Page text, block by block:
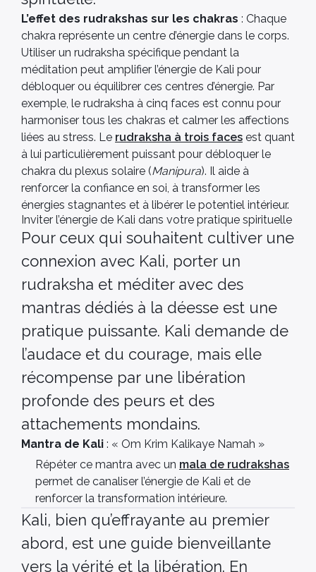
L’effet des rudrakshas sur les chakras : Chaque
chakra représente un centre d’énergie dans le corps.
Utiliser un rudraksha spécifique pendant la
méditation peut amplifier l’énergie de Kali pour
débloquer ou équilibrer ces centres d’énergie. Par
exemple, le rudraksha à cinq faces est connu pour
harmoniser tous les chakras et calmer les affections
liées au stress​. Le rudraksha à trois faces est quant
à lui particulièrement puissant pour débloquer le
chakra du plexus solaire (Manipura). Il aide à
renforcer la confiance en soi, à transformer les
énergies stagnantes et à libérer le potentiel intérieur.
Inviter l’énergie de Kali dans votre pratique spirituelle
Pour ceux qui souhaitent cultiver une
connexion avec Kali, porter un
rudraksha et méditer avec des
mantras dédiés à la déesse est une
pratique puissante. Kali demande de
l’audace et du courage, mais elle
récompense par une libération
profonde des peurs et des
attachements mondains.
Mantra de Kali : « Om Krim Kalikaye Namah »
Répéter ce mantra avec un mala de rudrakshas
permet de canaliser l’énergie de Kali et de
renforcer la transformation intérieure.
Kali, bien qu’effrayante au premier
abord, est une guide bienveillante
vers la vérité et la libération. En